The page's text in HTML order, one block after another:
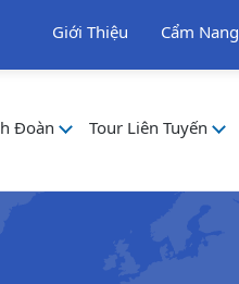
Giới Thiệu Cẩm Nang
Đoàn Tour Liên Tuyến